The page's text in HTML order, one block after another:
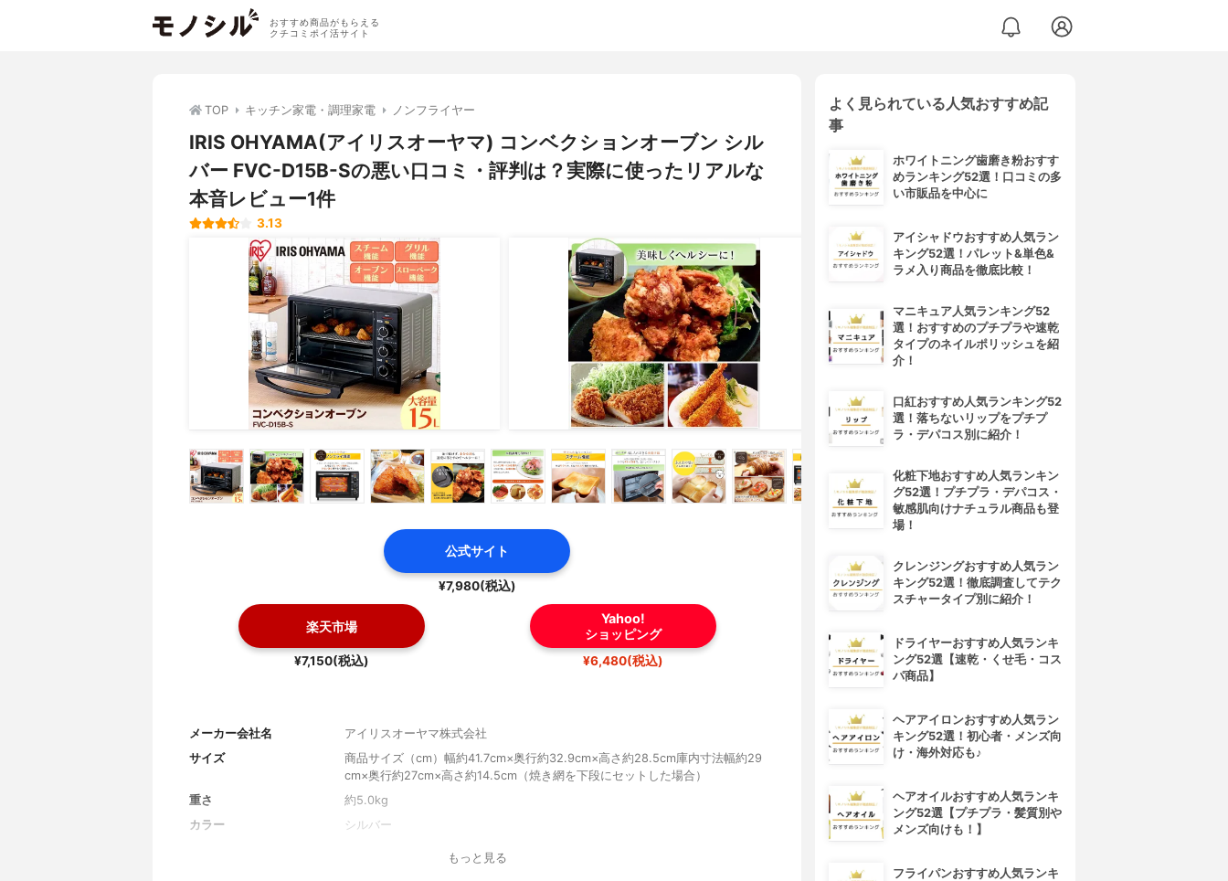
おすすめ商品がもらえる
クチコミポイ活サイト
TOP キッチン家電・調理家電 ノンフライヤー
IRIS OHYAMA(アイリスオーヤマ) コンベクションオーブン シル
バー FVC-D15B-Sの悪い口コミ・評判は？実際に使ったリアルな
本音レビュー1件
3.13
公式サイト
¥7,980(税込)
楽天市場
¥7,150(税込)
Yahoo!
ショッピング
¥6,480(税込)
メーカー会社名
アイリスオーヤマ株式会社
サイズ
商品サイズ（cm）幅約41.7cm×奥行約32.9cm×高さ約28.5cm庫内寸法幅約29
cm×奥行約27cm×高さ約14.5cm（焼き網を下段にセットした場合）
重さ
約5.0kg
カラー
シルバー
もっと見る
よく見られている人気おすすめ記
事
ホワイトニング歯磨き粉おすす
めランキング52選！口コミの多
い市販品を中心に
アイシャドウおすすめ人気ラン
キング52選！パレット&単色&
ラメ入り商品を徹底比較！
マニキュア人気ランキング52
選！おすすめのプチプラや速乾
タイプのネイルポリッシュを紹
介！
口紅おすすめ人気ランキング52
選！落ちないリップをプチプ
ラ・デパコス別に紹介！
化粧下地おすすめ人気ランキン
グ52選！プチプラ・デパコス・
敏感肌向けナチュラル商品も登
場！
クレンジングおすすめ人気ラン
キング52選！徹底調査してテク
スチャータイプ別に紹介！
ドライヤーおすすめ人気ランキ
ング52選【速乾・くせ毛・コス
パ商品】
ヘアアイロンおすすめ人気ラン
キング52選！初心者・メンズ向
け・海外対応も♪
ヘアオイルおすすめ人気ランキ
ング52選【プチプラ・髪質別や
メンズ向けも！】
フライパンおすすめ人気ランキ